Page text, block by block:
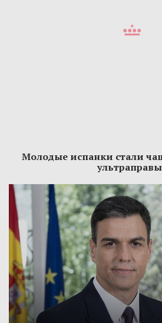
Молодые испанки стали